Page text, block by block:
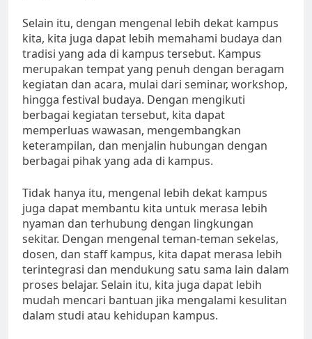
Selain itu, dengan mengenal lebih dekat kampus
kita, kita juga dapat lebih memahami budaya dan
tradisi yang ada di kampus tersebut. Kampus
merupakan tempat yang penuh dengan beragam
kegiatan dan acara, mulai dari seminar, workshop,
hingga festival budaya. Dengan mengikuti
berbagai kegiatan tersebut, kita dapat
memperluas wawasan, mengembangkan
keterampilan, dan menjalin hubungan dengan
berbagai pihak yang ada di kampus.
Tidak hanya itu, mengenal lebih dekat kampus
juga dapat membantu kita untuk merasa lebih
nyaman dan terhubung dengan lingkungan
sekitar. Dengan mengenal teman-teman sekelas,
dosen, dan staff kampus, kita dapat merasa lebih
terintegrasi dan mendukung satu sama lain dalam
proses belajar. Selain itu, kita juga dapat lebih
mudah mencari bantuan jika mengalami kesulitan
dalam studi atau kehidupan kampus.